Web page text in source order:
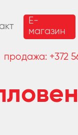
E-
магазин
продажа: +372